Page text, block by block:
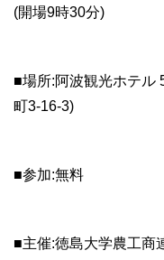
(開場9時30分)
■場所:阿波観光ホテル
町3-16-3)
■参加:無料
■主催:徳島大学農工商